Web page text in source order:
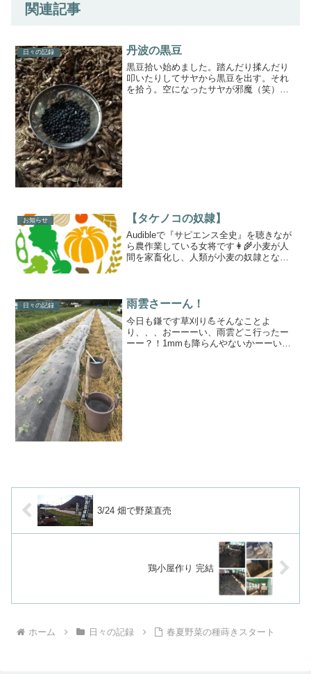
関連記事
日々の記録 丹波の黒豆
黒豆拾い始めました。踏んだり揉んだり
叩いたりしてサヤから黒豆を出す。それ
を拾う。空になったサヤが邪魔（笑）こ
お知らせ 【タケノコの奴隷】
Audibleで『サピエンス全史』を聴きなが
ら農作業している女将です👩‍🌾小麦が人
間を家畜化し、人類が小麦の奴隷となっ
ですが、ただい...
日々の記録 雨雲さーーん！
今日も鎌です草刈り💪そんなことよ
り、、、おーーーい、雨雲どこ行ったー
ーー？！1mmも降らんやないかーーい😭
3/24 畑で野菜直売
鶏小屋作り 完結
ホーム 日々の記録 春夏野菜の種蒔きスタート